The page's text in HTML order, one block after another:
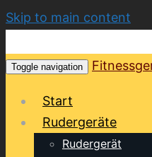
Skip to main content
Toggle navigation
Start
Rudergeräte
Rudergerät